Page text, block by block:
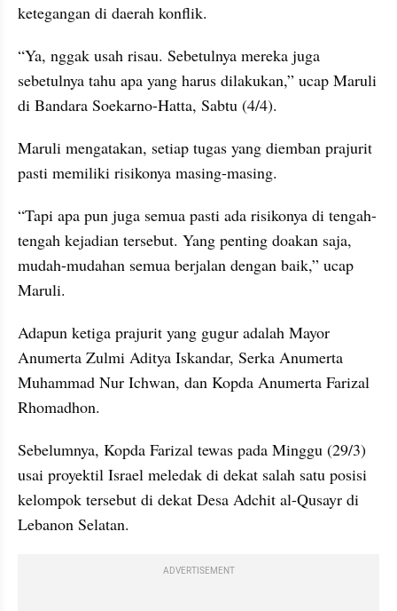
ketegangan di daerah konflik.
“Ya, nggak usah risau. Sebetulnya mereka juga
sebetulnya tahu apa yang harus dilakukan,” ucap Maruli
di Bandara Soekarno-Hatta, Sabtu (4/4).
Maruli mengatakan, setiap tugas yang diemban prajurit
pasti memiliki risikonya masing-masing.
“Tapi apa pun juga semua pasti ada risikonya di tengah-
tengah kejadian tersebut. Yang penting doakan saja,
mudah-mudahan semua berjalan dengan baik,” ucap
Maruli.
Adapun ketiga prajurit yang gugur adalah Mayor
Anumerta Zulmi Aditya Iskandar, Serka Anumerta
Muhammad Nur Ichwan, dan Kopda Anumerta Farizal
Rhomadhon.
Sebelumnya, Kopda Farizal tewas pada Minggu (29/3)
usai proyektil Israel meledak di dekat salah satu posisi
kelompok tersebut di dekat Desa Adchit al-Qusayr di
Lebanon Selatan.
ADVERTISEMENT